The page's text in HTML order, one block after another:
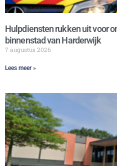
Hulpdiensten rukken uit voor
binnenstad van Harderwijk
7 augustus 2026
Lees meer »